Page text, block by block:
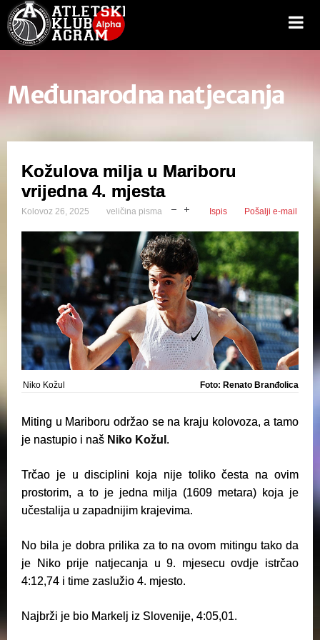
Međunarodna natjecanja
Kožulova milja u Mariboru
vrijedna 4. mjesta
Kolovoz 26, 2025 veličina pisma Ispis Pošalji e-mail
Foto: Renato Branđolica
Niko Kožul
Miting u Mariboru održao se na kraju kolovoza, a tamo
je nastupio i naš Niko Kožul .
Trčao je u disciplini koja nije toliko česta na ovim
prostorim, a to je jedna milja (1609 metara) koja je
učestalija u zapadnijim krajevima.
No bila je dobra prilika za to na ovom mitingu tako da
je Niko prije natjecanja u 9. mjesecu ovdje istrčao
4:12,74 i time zaslužio 4. mjesto.
Najbrži je bio Markelj iz Slovenije, 4:05,01.